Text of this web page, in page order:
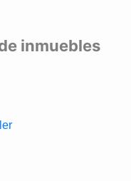
inmuebles